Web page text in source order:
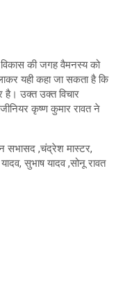
विकास की जगह वैमनस्य को
यही कहा जा सकता है कि
है। उक्त उक्त विचार
कृष्ण कुमार रावत ने
सभासद ,चंद्रेश मास्टर,
सुभाष यादव ,सोनू रावत